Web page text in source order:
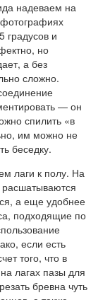
надеваем на
градусов и
но
а без
сложно.
— он
спилить «в
им можно не
беседку.
лаги к полу. На
расшатываются
а еще удобнее
подходящие по
если есть
того, что в
лагах пазы для
бревна чуть